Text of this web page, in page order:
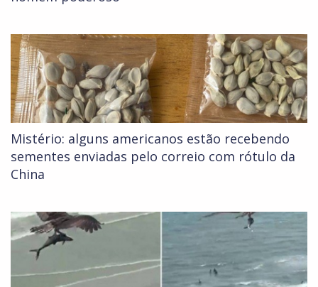
Mistério: alguns americanos estão recebendo
sementes enviadas pelo correio com rótulo da
China